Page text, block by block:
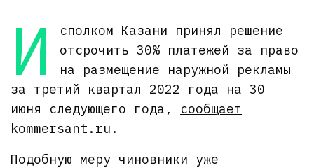
И
сполком Казани принял решение
отсрочить 30% платежей за право
на размещение наружной рекламы
за третий квартал 2022 года на 30
июня следующего года, сообщает
kommersant.ru.
Подобную меру чиновники уже